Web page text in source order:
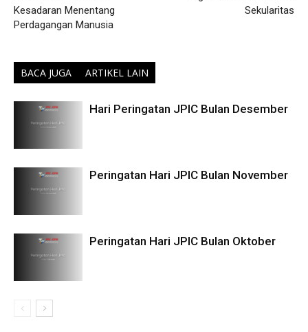
Kesadaran Menentang
Perdagangan Manusia
Sekularitas
BACA JUGA ARTIKEL LAIN
Hari Peringatan JPIC Bulan Desember
Peringatan Hari JPIC Bulan November
Peringatan Hari JPIC Bulan Oktober